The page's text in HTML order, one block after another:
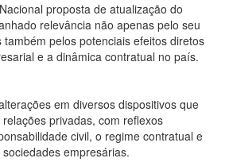
proposta de atualização do
relevância não apenas pelo seu
pelos potenciais efeitos diretos
e a dinâmica contratual no país.
em diversos dispositivos que
privadas, com reflexos
civil, o regime contratual e
empresárias.